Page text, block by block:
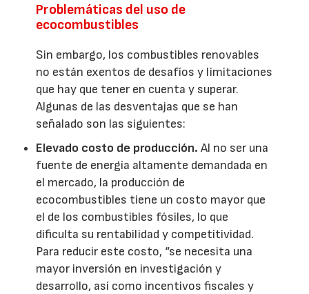
Problemáticas del uso de
ecocombustibles
Sin embargo, los combustibles renovables
no están exentos de desafíos y limitaciones
que hay que tener en cuenta y superar.
Algunas de las desventajas que se han
señalado son las siguientes:
Elevado costo de producción.Al no ser una
fuente de energía altamente demandada en
el mercado, la producción de
ecocombustibles tiene un costo mayor que
el de los combustibles fósiles, lo que
dificulta su rentabilidad y competitividad.
Para reducir este costo, “se necesita una
mayor inversión en investigación y
desarrollo, así como incentivos fiscales y